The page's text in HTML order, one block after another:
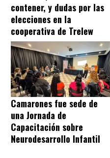
contener, y dudas por las
elecciones en la
cooperativa de Trelew
Camarones fue sede de
una Jornada de
Capacitación sobre
Neurodesarrollo Infantil